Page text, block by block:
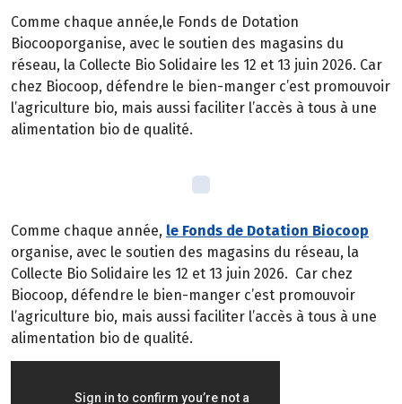
Comme chaque année,le Fonds de Dotation
Biocooporganise, avec le soutien des magasins du
réseau, la Collecte Bio Solidaire les 12 et 13 juin 2026. Car
chez Biocoop, défendre le bien-manger c’est promouvoir
l’agriculture bio, mais aussi faciliter l’accès à tous à une
alimentation bio de qualité.
Comme chaque année, le Fonds de Dotation Biocoop
organise, avec le soutien des magasins du réseau, la
Collecte Bio Solidaire les 12 et 13 juin 2026. Car chez
Biocoop, défendre le bien-manger c’est promouvoir
l’agriculture bio, mais aussi faciliter l’accès à tous à une
alimentation bio de qualité.